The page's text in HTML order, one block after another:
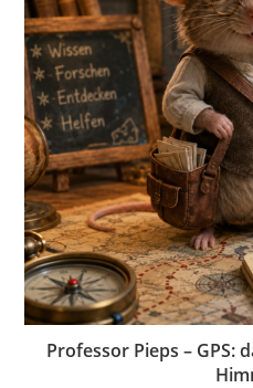
Professor Pieps – GPS: